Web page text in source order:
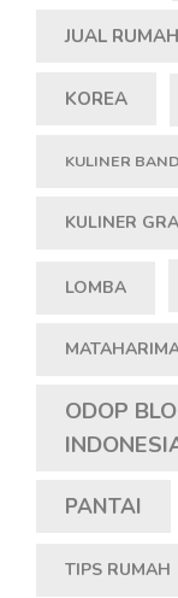
JUAL RUMAH
KOREA
KULINER
KULINER
LOMBA
ODOP
PANTAI
TIPS RUMAH